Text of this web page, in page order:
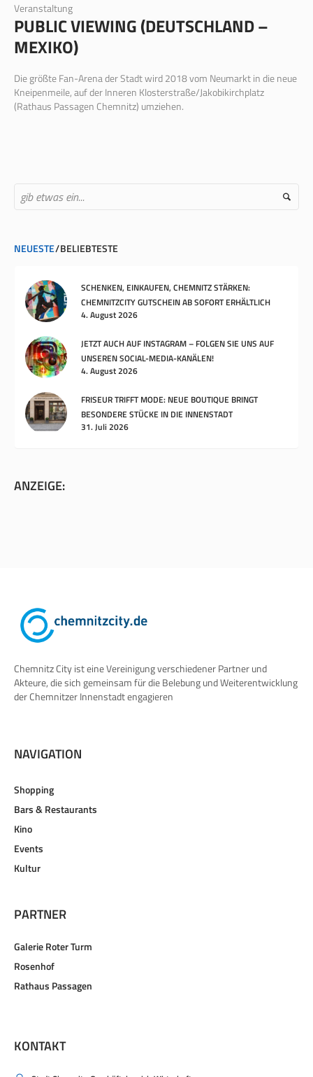
Veranstaltung
PUBLIC VIEWING (DEUTSCHLAND –
MEXIKO)
Die größte Fan-Arena der Stadt wird 2018 vom Neumarkt in die neue
Kneipenmeile, auf der Inneren Klosterstraße/Jakobikirchplatz
(Rathaus Passagen Chemnitz) umziehen.
NEUESTE BELIEBTESTE
SCHENKEN, EINKAUFEN, CHEMNITZ STÄRKEN:
CHEMNITZCITY GUTSCHEIN AB SOFORT ERHÄLTLICH
4. August 2026
JETZT AUCH AUF INSTAGRAM – FOLGEN SIE UNS AUF
UNSEREN SOCIAL-MEDIA-KANÄLEN!
4. August 2026
FRISEUR TRIFFT MODE: NEUE BOUTIQUE BRINGT
BESONDERE STÜCKE IN DIE INNENSTADT
31. Juli 2026
ANZEIGE:
Chemnitz City ist eine Vereinigung verschiedener Partner und
Akteure, die sich gemeinsam für die Belebung und Weiterentwicklung
der Chemnitzer Innenstadt engagieren
NAVIGATION
Shopping
Bars & Restaurants
Kino
Events
Kultur
PARTNER
Galerie Roter Turm
Rosenhof
Rathaus Passagen
KONTAKT